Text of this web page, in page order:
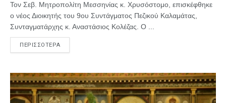
Τον Σεβ. Μητροπολίτη Μεσσηνίας κ. Χρυσόστομο, επισκέφθηκε
ο νέος Διοικητής του 9ου Συντάγματος Πεζικού Καλαμάτας,
Συνταγματάρχης κ. Αναστάσιος Κολέζας. Ο ...
ΠΕΡΙΣΣΟΤΕΡΑ